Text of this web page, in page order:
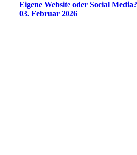
Eigene Website oder Social Media?
03. Februar 2026